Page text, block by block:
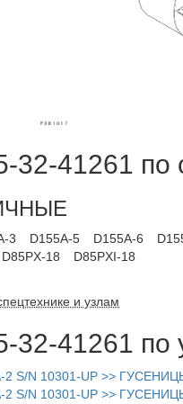
41261 по
3 D155A-5 D155A-6
D85PX-18 D85PXI-18
и узлам
41261 по
S/N 10301-UP >>
2 S/N 10301-UP >>